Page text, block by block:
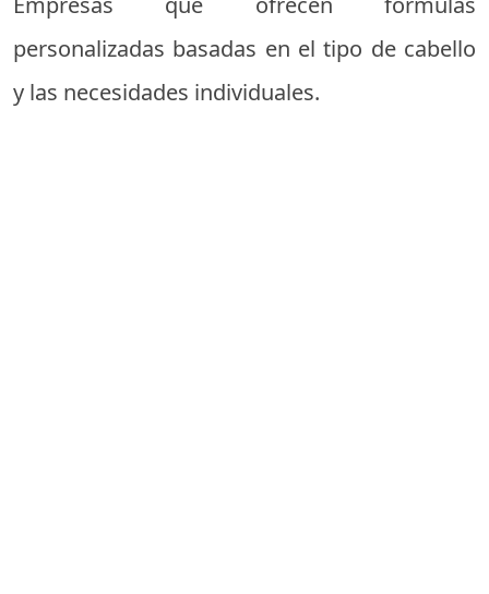
personalizadas basadas en el tipo de cabello
y las necesidades individuales.